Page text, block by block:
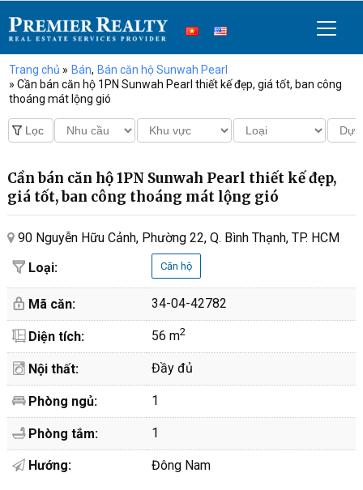
Trang chủ » Bán, Bán căn hộ Sunwah Pearl
» Cần bán căn hộ 1PN Sunwah Pearl thiết kế đẹp, giá tốt, ban công
thoáng mát lộng gió
Cần bán căn hộ 1PN Sunwah Pearl thiết kế đẹp,
giá tốt, ban công thoáng mát lộng gió
90 Nguyễn Hữu Cảnh, Phường 22, Q. Bình Thạnh, TP. HCM
Loại:
Căn hộ
Mã căn: 34-04-42782
Diện tích: 56 m2
Nội thất: Đầy đủ
Phòng ngủ: 1
Phòng tắm: 1
Hướng: Đông Nam